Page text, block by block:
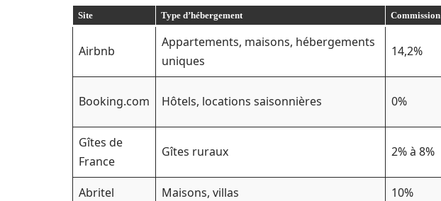
Site Type d’hébergement Commission
Airbnb
Appartements, maisons, hébergements
uniques
14,2%
Booking.com Hôtels, locations saisonnières 0%
Gîtes de
France
Gîtes ruraux 2% à 8%
Abritel
Maisons, villas 10%